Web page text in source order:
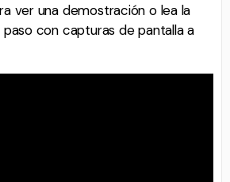
ver una demostración o lea la
con capturas de pantalla a